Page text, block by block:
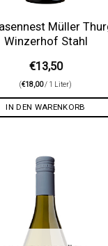
Müller
Winzerhof Stahl
€13,50
(€18,00/ 1 Liter)
IN DEN WARENKORB